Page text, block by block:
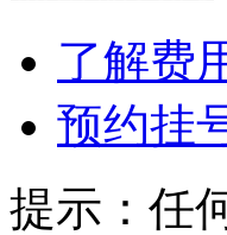
了解费
预约挂
提示：任